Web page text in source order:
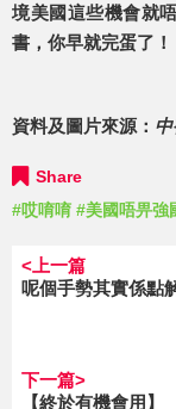
境美國這些機會就
書，你早就完蛋了！
資料及圖片來源：
Share
#哎唷唷 #美國唔畀強
<上一篇
呢個手勢其實係點
下一篇>
【終於有機會用】